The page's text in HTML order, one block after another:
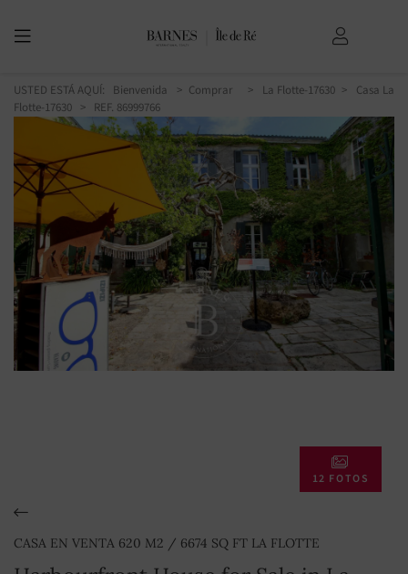
USTED ESTÁ AQUÍ: Bienvenida Comprar La Flotte-17630
Casa La
Flotte-17630 > REF. 86999766
12 FOTOS
CASA EN VENTA 620 M2 / 6674 SQ FT LA FLOTTE